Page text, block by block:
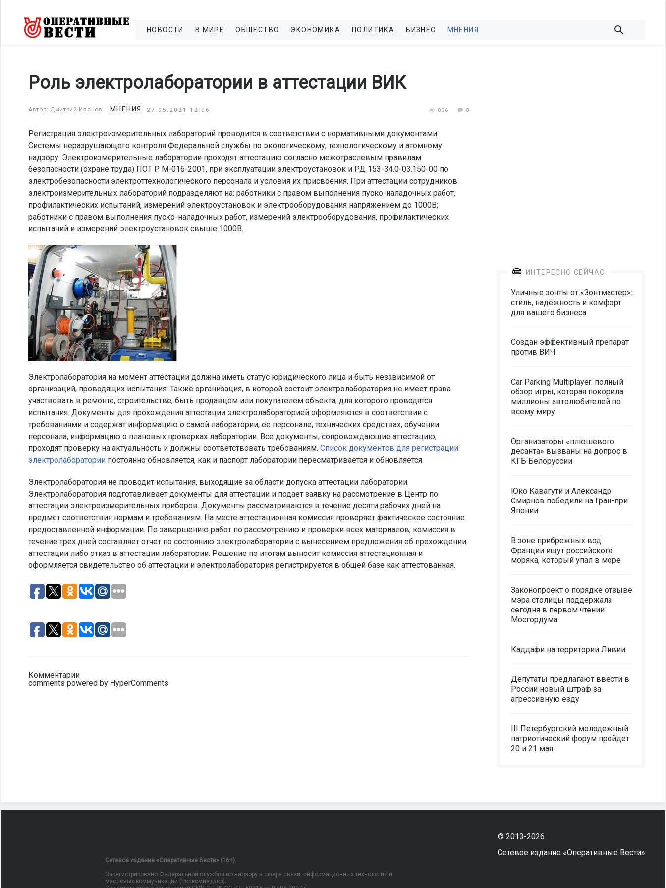
НОВОСТИ В МИРЕ ОБЩЕСТВО ЭКОНОМИКА ПОЛИТИКА БИЗНЕС МНЕНИЯ
Роль электролаборатории в аттестации ВИК
Автор: Дмитрий Иванов МНЕНИЯ 27.05.2021 12:06 836 0
Регистрация электроизмерительных лабораторий проводится в соответствии с нормативными документами
Системы неразрушающего контроля Федеральной службы по экологическому, технологическому и атомному
надзору. Электроизмерительные лаборатории проходят аттестацию согласно межотраслевым правилам
безопасности (охране труда) ПОТ Р М-016-2001, при эксплуатации электроустановок и РД 153-34.0-03.150-00 по
электробезопасности электроттехнологического персонала и условия их присвоения. При аттестации сотрудников
электроизмерительных лабораторий подразделяют на: работники с правом выполнения пуско-наладочных работ,
профилактических испытаний, измерений электроустановок и электрооборудования напряжением до 1000В;
работники с правом выполнения пуско-наладочных работ, измерений электрооборудования, профилактических
испытаний и измерений электроустановок свыше 1000В.
Электролаборатория на момент аттестации должна иметь статус юридического лица и быть независимой от
организаций, проводящих испытания. Также организация, в которой состоит электролаборатория не имеет права
участвовать в ремонте, строительстве, быть продавцом или покупателем объекта, для которого проводятся
испытания. Документы для прохождения аттестации электролабораторией оформляются в соответствии с
требованиями и содержат информацию о самой лаборатории, ее персонале, технических средствах, обучении
персонала, информацию о плановых проверках лаборатории. Все документы, сопровождающие аттестацию,
проходят проверку на актуальность и должны соответствовать требованиям. Список документов для регистрации
электролаборатории постоянно обновляется, как и паспорт лаборатории пересматривается и обновляется.
Электролаборатория не проводит испытания, выходящие за области допуска аттестации лаборатории.
Электролаборатория подготавливает документы для аттестации и подает заявку на рассмотрение в Центр по
аттестации электроизмерительных приборов. Документы рассматриваются в течение десяти рабочих дней на
предмет соответствия нормам и требованиям. На месте аттестационная комиссия проверяет фактическое состояние
предоставленной информации. По завершению работ по рассмотрению и проверки всех материалов, комиссия в
течение трех дней составляет отчет по состоянию электролаборатории с вынесением предложения об прохождении
аттестации либо отказ в аттестации лаборатории. Решение по итогам выносит комиссия аттестационная и
оформляется свидетельство об аттестации и электролаборатория регистрируется в общей базе как аттестованная.
Комментарии
comments powered by HyperComments
ИНТЕРЕСНО СЕЙЧАС
Уличные зонты от «Зонтмастер»:
стиль, надёжность и комфорт
для вашего бизнеса
Создан эффективный препарат
против ВИЧ
Car Parking Multiplayer: полный
обзор игры, которая покорила
миллионы автолюбителей по
всему миру
Организаторы «плюшевого
десанта» вызваны на допрос в
КГБ Белоруссии
Юко Кавагути и Александр
Смирнов победили на Гран-при
Японии
В зоне прибрежных вод
Франции ищут российского
моряка, который упал в море
Законопроект о порядке отзыве
мэра столицы поддержала
сегодня в первом чтении
Мосгордума
Каддафи на территории Ливии
Депутаты предлагают ввести в
России новый штраф за
агрессивную езду
III Петербургский молодежный
патриотический форум пройдет
20 и 21 мая
Сетевое издание «Оперативные Вести» (16+).
Зарегистрировано Федеральной службой по надзору в сфере связи, информационных технологий и
массовых коммуникаций (Роскомнадзор).
© 2013-2026
Сетевое издание «Оперативные Вести»